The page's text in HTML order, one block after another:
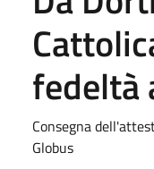
fedeltà
Consegna
Globus